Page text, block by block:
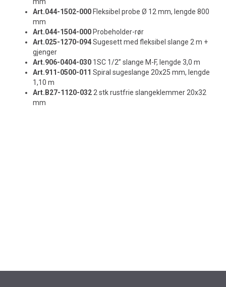
Art.044-1502-000 Fleksibel probe Ø 12 mm, lengde 800
mm
Art.044-1504-000 Probeholder-rør
Art.025-1270-094Sugesett med fleksibel slange 2 m +
gjenger
Art.906-0404-030 1SC 1/2” slange M-F, lengde 3,0 m
Art.911-0500-011 Spiral sugeslange 20x25 mm, lengde
1,10 m
Art.B27-1120-032 2 stk rustfrie slangeklemmer 20x32
mm